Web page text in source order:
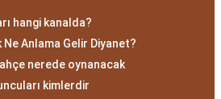
hangi kanalda?
Ne Anlama Gelir Diyanet?
nerede oynanacak
kimlerdir